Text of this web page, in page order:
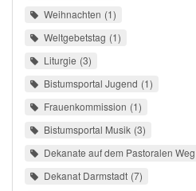
Weihnachten 1
Weltgebetstag 1
Liturgie 3
Bistumsportal Jugend 1
Frauenkommission 1
Bistumsportal Musik 3
Dekanate auf dem Pastoralen Weg
Dekanat Darmstadt 7